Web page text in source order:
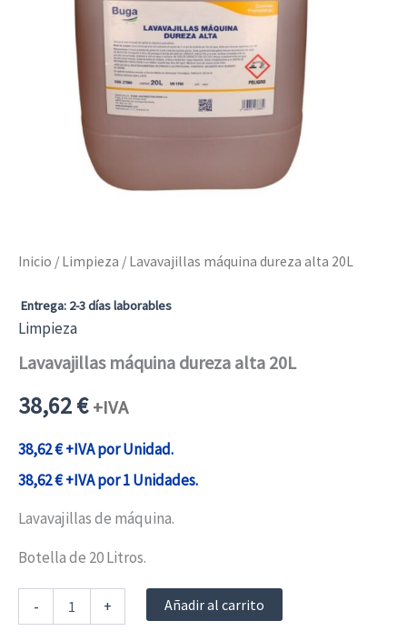
Inicio / Limpieza / Lavavajillas máquina dureza alta 20L
Entrega: 2-3 días laborables
Limpieza
Lavavajillas máquina dureza alta 20L
38,62€ +IVA
38,62€+IVA por Unidad.
38,62€+IVA por 1 Unidades.
Lavavajillas de máquina.
Botella de 20 Litros.
-
máquina
+ Añadir al carrito